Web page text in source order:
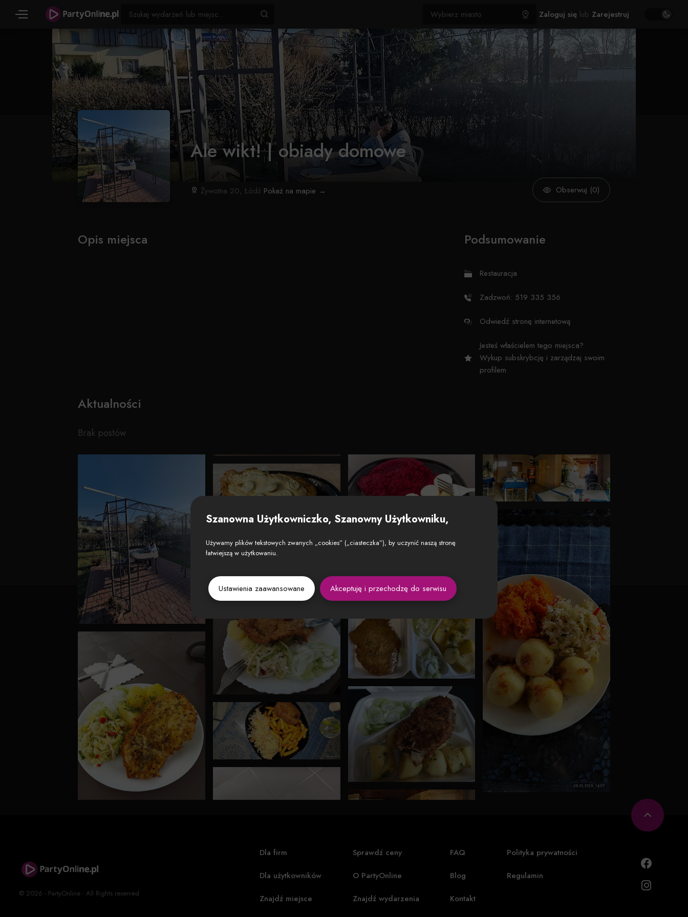
Zaloguj się lub Zarejestruj
Ale wikt! | obiady domowe
Żywotna 20, Łódź Pokaż na mapie → Obserwuj (0)
Opis miejsca Podsumowanie
Restauracja
Zadzwoń: 519 335 356
Odwiedź stronę internetową
Jesteś właścielem tego miejsca?
Wykup subskrybcję i zarządzaj swoim
profilem
Aktualności
Brak postów
© 2026 - PartyOnline - All Rights reserved
Dla firm
Dla użytkowników
Znajdź miejsce
Sprawdź ceny
O PartyOnline
Znajdź wydarzenia
FAQ
Blog
Kontakt
Polityka prywatności
Regulamin
Szanowna Użytkowniczko, Szanowny Użytkowniku,
Używamy plików tekstowych zwanych „cookies” („ciasteczka”), by uczynić naszą stronę
łatwiejszą w użytkowaniu.
Ustawienia zaawansowane Akceptuję i przechodzę do serwisu